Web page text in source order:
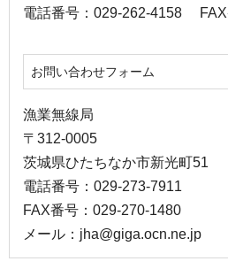
電話番号：029-262-4158
お問い合わせフォーム
漁業無線局
〒312-0005
茨城県ひたちなか市新光町51
電話番号：029-273-7911
FAX番号：029-270-1480
メール：jha@giga.ocn.ne.jp